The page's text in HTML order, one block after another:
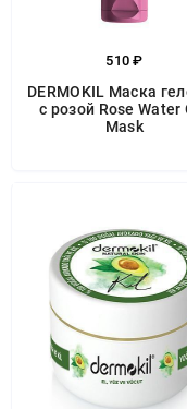
510 ₽
DERMOKIL Маска
с розой Rose Water
Mask